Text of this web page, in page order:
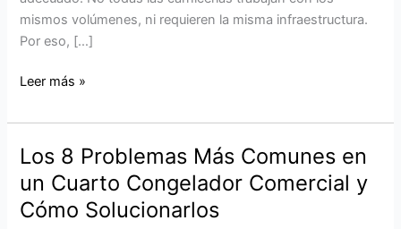
mismos volúmenes, ni requieren la misma infraestructura.
Por eso, […]
grande)
Leer más »
Los 8 Problemas Más Comunes en
un Cuarto Congelador Comercial y
Cómo Solucionarlos
Los
Problemas
Más